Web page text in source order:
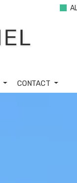
CONTACT